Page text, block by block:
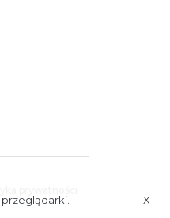
X